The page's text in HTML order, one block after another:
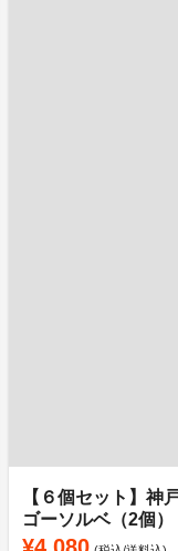
【６個セット】神
ゴーソルベ（2個）